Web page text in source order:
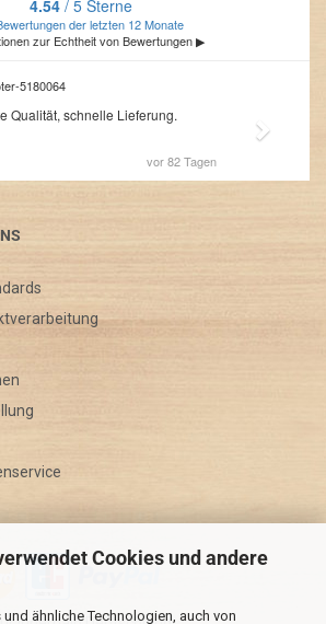
Cookies und andere
ähnliche Technologien, auch von